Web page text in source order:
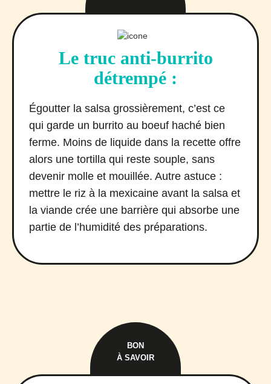
Le truc anti-burrito
détrempé :
Égoutter la salsa grossièrement, c’est ce
qui garde un burrito au boeuf haché bien
ferme. Moins de liquide dans la recette offre
alors une tortilla qui reste souple, sans
devenir molle et mouillée. Autre astuce :
mettre le riz à la mexicaine avant la salsa et
la viande crée une barrière qui absorbe une
partie de l’humidité des préparations.
BON
À SAVOIR